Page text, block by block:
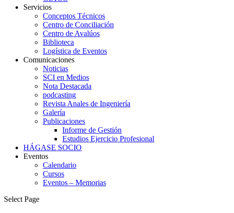
Servicios
Conceptos Técnicos
Centro de Conciliación
Centro de Avalúos
Biblioteca
Logística de Eventos
Comunicaciones
Noticias
SCI en Medios
Nota Destacada
podcasting
Revista Anales de Ingeniería
Galería
Publicaciones
Informe de Gestión
Estudios Ejercicio Profesional
HÁGASE SOCIO
Eventos
Calendario
Cursos
Eventos – Memorias
Select Page